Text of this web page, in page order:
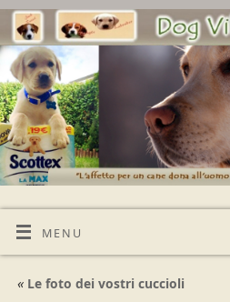
MENU
«Le foto dei vostri cuccioli